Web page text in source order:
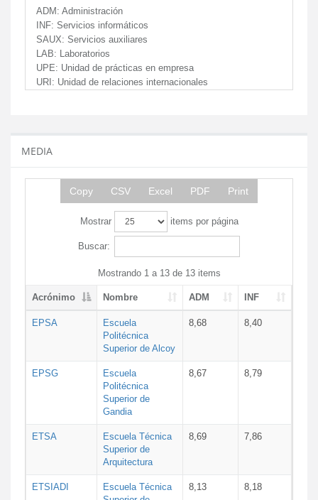
ADM: Administración
INF: Servicios informáticos
SAUX: Servicios auxiliares
LAB: Laboratorios
UPE: Unidad de prácticas en empresa
URI: Unidad de relaciones internacionales
MEDIA
Copy CSV Excel PDF Print
Mostrar items por página
Buscar:
Mostrando 1 a 13 de 13 items
Acrónimo Nombre ADM INF
EPSA
Escuela
Politécnica
Superior de Alcoy
8,68 8,40
EPSG
Escuela
Politécnica
Superior de
Gandia
8,67 8,79
ETSA
Escuela Técnica
Superior de
Arquitectura
8,69 7,86
ETSIADI
Escuela Técnica
8,13 8,18